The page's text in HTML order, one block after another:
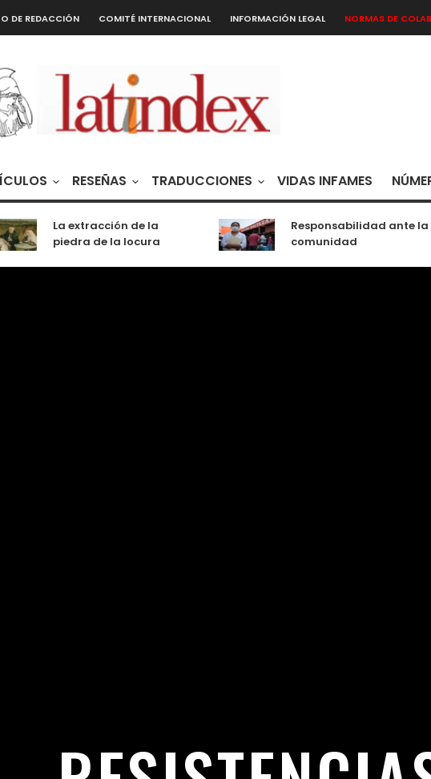
DE REDACCIÓN COMITÉ INTERNACIONAL INFORMACIÓN LEGAL NORMAS DE
RESEÑAS TRADUCCIONES VIDAS INFAMES
La extracción de la
piedra de la locura
Responsabilidad ante la
comunidad